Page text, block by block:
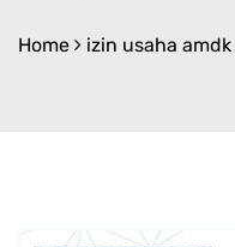
Home izin usaha amdk